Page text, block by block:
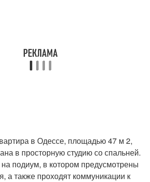
в Одессе, площадью 47 м 2,
в просторную студию со спальней.
подиум, в котором предусмотрены
а также проходят коммуникации к